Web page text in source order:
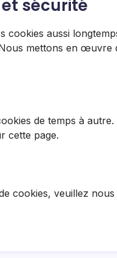
sécurité
aussi
mettons en œuvre
de temps à
cette page.
cookies, veuillez nous